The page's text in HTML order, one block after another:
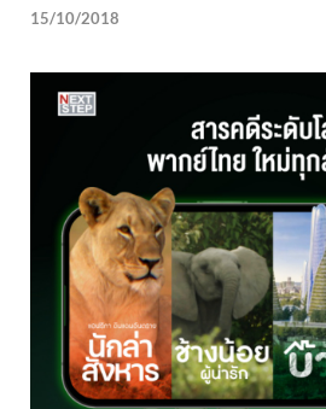
15/10/2018